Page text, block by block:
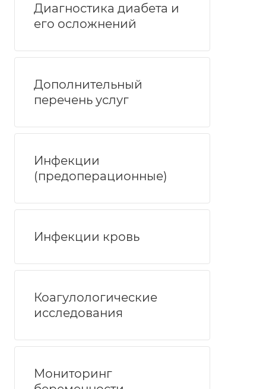
Диагностика диабета и
его осложнений
Дополнительный
перечень услуг
Инфекции
(предоперационные)
Инфекции кровь
Коагулологические
исследования
Мониторинг